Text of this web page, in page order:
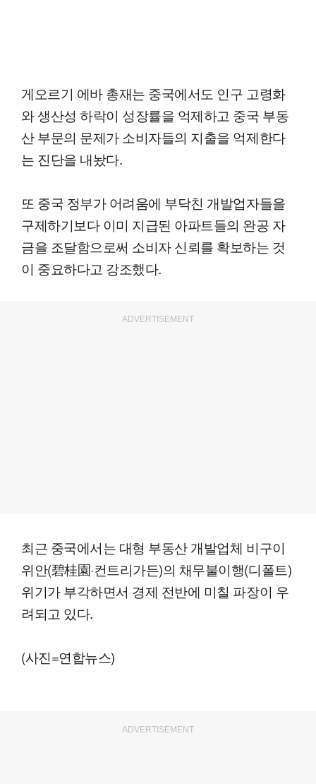
게오르기 에바 총재는 중국에서도 인구 고령화
와 생산성 하락이 성장률을 억제하고 중국 부동
산 부문의 문제가 소비자들의 지출을 억제한다
는 진단을 내놨다.
또 중국 정부가 어려움에 부닥친 개발업자들을
구제하기보다 이미 지급된 아파트들의 완공 자
금을 조달함으로써 소비자 신뢰를 확보하는 것
이 중요하다고 강조했다.
ADVERTISEMENT
최근 중국에서는 대형 부동산 개발업체 비구이
위안(碧桂園·컨트리가든)의 채무불이행(디폴트)
위기가 부각하면서 경제 전반에 미칠 파장이 우
려되고 있다.
(사진=연합뉴스)
ADVERTISEMENT